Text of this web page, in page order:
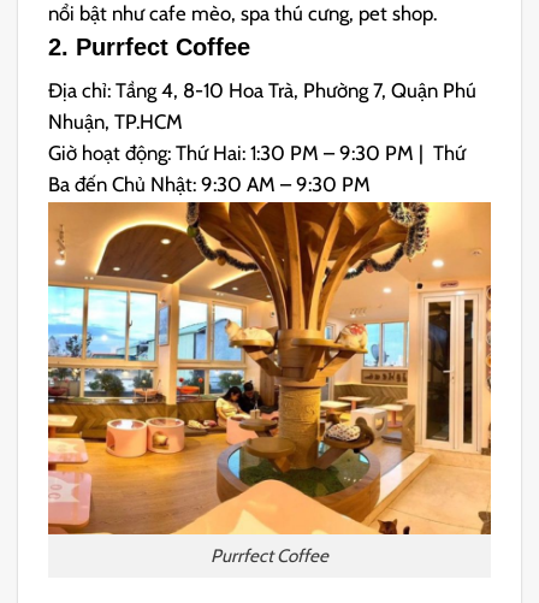
nổi bật như cafe mèo, spa thú cưng, pet shop.
2. Purrfect Coffee
Địa chỉ: Tầng 4, 8-10 Hoa Trà, Phường 7, Quận Phú
Nhuận, TP.HCM
Giờ hoạt động: Thứ Hai: 1:30 PM – 9:30 PM | Thứ
Ba đến Chủ Nhật:9:30 AM – 9:30 PM
Purrfect Coffee